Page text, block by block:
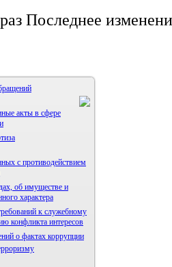
раз Последнее
акты в сфере
с противодействием
об имуществе и
характера
к служебному
конфликта интересов
о фактах коррупции